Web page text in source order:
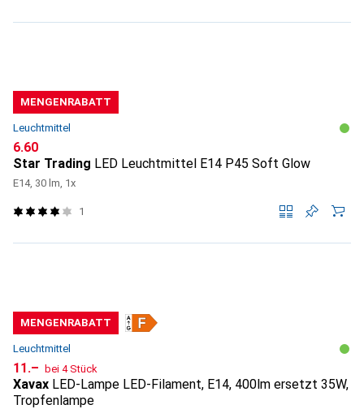
MENGENRABATT
Leuchtmittel
CHF
6.60
Star Trading LED Leuchtmittel E14 P45 Soft Glow
E14, 30 lm, 1x
1
MENGENRABATT
Leuchtmittel
CHF
11.– bei 4 Stück
Xavax LED-Lampe LED-Filament, E14, 400lm ersetzt 35W,
Tropfenlampe